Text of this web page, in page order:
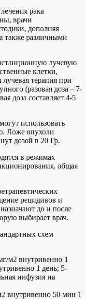
рака
врачи
дополняя
также различными
лучевую
клетки,
терапия при
(разовая доза – 7-
доза составляет 4-5
использовать
Ложе опухоли
дозой в 20 Гр.
в режимах
общая
рецидивов и
до и после
выбирает врач.
схем
м2 внутривенно 1
1 день; 5-
инфузия на
внутривенно 50 мин 1